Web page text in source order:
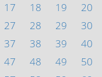
17 18 19
20
27 28 29
30
37 38 39
40
47 48 49
50